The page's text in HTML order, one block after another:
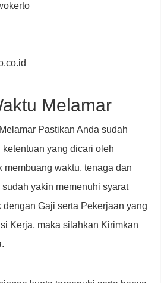
Melamar
Pastikan Anda sudah
yang dicari oleh
membuang waktu, tenaga dan
yakin memenuhi syarat
dengan Gaji serta Pekerjaan yang
Kerja, maka silahkan Kirimkan